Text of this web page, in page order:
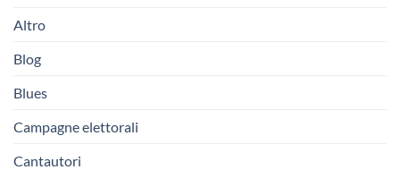
Altro
Blog
Blues
Campagne elettorali
Cantautori